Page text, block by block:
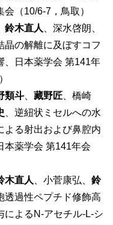
（10/6-7，鳥取）
鈴木直人 、深水啓朗、
晶の解離に及ぼすコフ
、日本薬学会 第141年
類斗、 藏野匠、橋崎
、逆紐状ミセルへの水
よる射出および鼻腔内
本薬学会 第141年会
木直人 、小菅康弘、 鈴
透過性ペプチド修飾高
によるN-アセチル-L-シ